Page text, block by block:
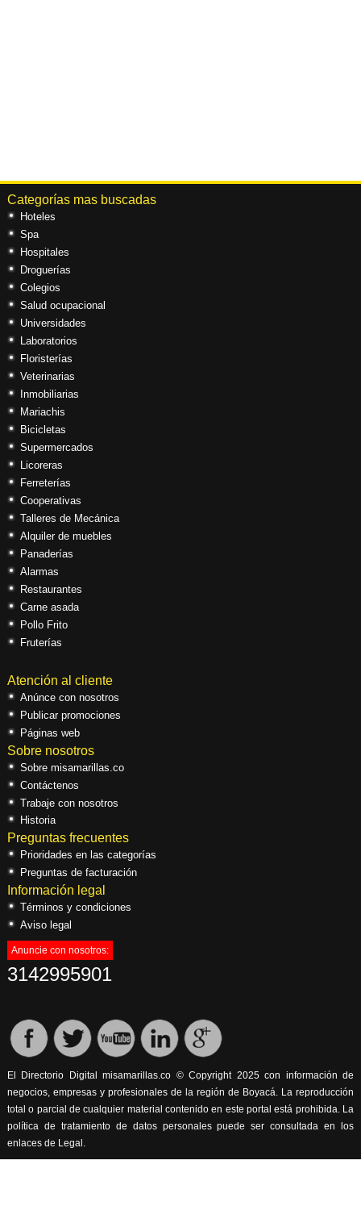
Categorías mas buscadas
Hoteles
Spa
Hospitales
Droguerías
Colegios
Salud ocupacional
Universidades
Laboratorios
Floristerías
Veterinarias
Inmobiliarias
Mariachis
Bicicletas
Supermercados
Licoreras
Ferreterías
Cooperativas
Talleres de Mecánica
Alquiler de muebles
Panaderías
Alarmas
Restaurantes
Carne asada
Pollo Frito
Fruterías
Atención al cliente
Anúnce con nosotros
Publicar promociones
Páginas web
Sobre nosotros
Sobre misamarillas.co
Contáctenos
Trabaje con nosotros
Historia
Preguntas frecuentes
Prioridades en las categorías
Preguntas de facturación
Información legal
Términos y condiciones
Aviso legal
Anuncie con nosotros:
3142995901
El Directorio Digital misamarillas.co © Copyright 2025 con información de
negocios, empresas y profesionales de la región de Boyacá. La reproducción
total o parcial de cualquier material contenido en este portal está prohibida. La
política de tratamiento de datos personales puede ser consultada en los
enlaces de Legal.